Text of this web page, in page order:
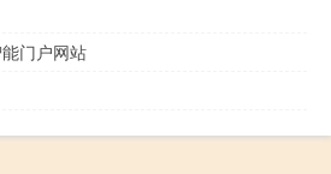
门户网站